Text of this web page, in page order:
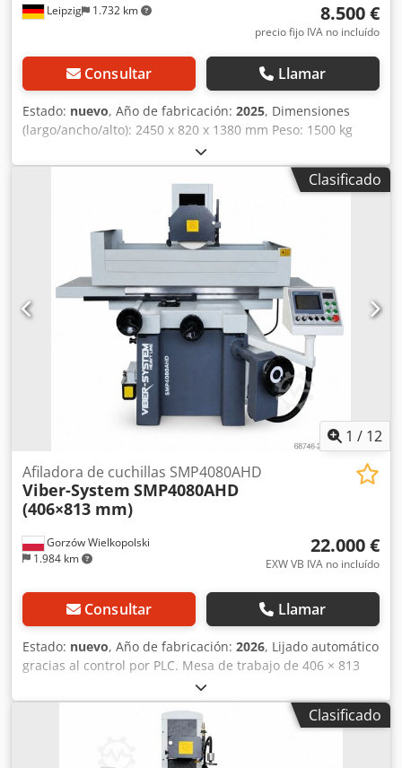
Leipzig 1.732 km 8.500 €
precio fijo IVA no incluído
Consultar Llamar
Estado: nuevo, Año de fabricación: 2025, Dimensiones
(largo/ancho/alto): 2450 x 820 x 1380 mm Peso: 1500 kg
Potencia total requerida: 2,5 kW Afiladora de cuchillas de
cepilladora GRINDER 1500 AUTO MAGNETIC PLC - Ancho
máximo de trabajo: 1500 mm - Proceso de trabajo
automático en el eje X con THK - Guías lineales y conexión
para aspiración de polvo - Ajuste automático del eje Z -
Mesa magnética de sujeción: 140 x 1500 mm - Ángulo de
afilado: +/- 90° - Velocidad de giro del disco de afilado:
2800 rpm - Disco cónico: 150 x 68 x 32 mm - Velocidad de
avance: 3-9 m/min, ajustable de forma continua con
variador de frecuencia - Motor: 2,2 kW / 400 V - Motor de
avance: 120 W - Motor de la bomba de refrigerante: 90 W -
Sistema de refrigeración que evita el sobrecalentamiento
de las cuchillas Crsdpfx Aevz E Eisi Sof - Lámpara halógena
con soporte ajustable - Dimensiones: L = 2450, A = 820
mm, H = 1380 - Peso: 1500 kg
Clasificado
1 / 12
Gorzów Wielkopolski
1.984 km
Afiladora de cuchillas SMP4080AHD
Viber-System SMP4080AHD
(406×813 mm)
22.000 €
EXW VB IVA no incluído
Consultar Llamar
Estado: nuevo, Año de fabricación: 2026, Lijado automático
gracias al control por PLC. Mesa de trabajo de 406 × 813
mm. Porta piezas magnético de 400 × 800 mm. Carga
máxima de la mesa con porta piezas magnético: 500 kg. Eje
vertical con accionamiento servomotor para un avance
automático preciso. Csdpjzr H Naefx Ai Sorf Avance
longitudinal hidráulico. Avance vertical y transversal
Clasificado